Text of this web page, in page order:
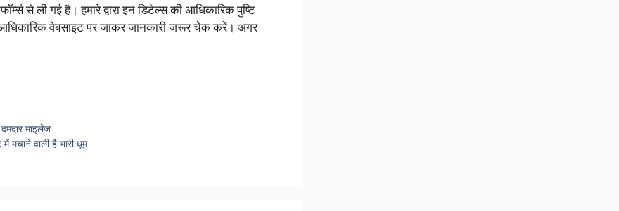
से ली गई है। हमारे द्वारा इन डिटेल्स की आधिकारिक पुष्टि
वेबसाइट पर जाकर जानकारी जरूर चेक करें। अगर
माइलेज
वाली है भारी धूम